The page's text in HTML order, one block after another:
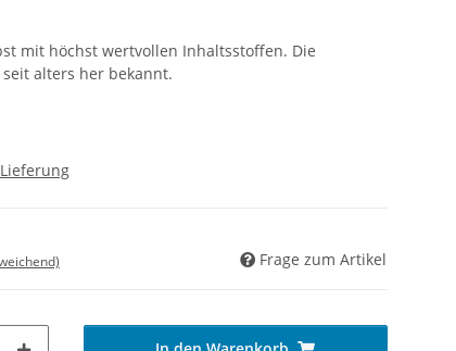
mit höchst wertvollen Inhaltsstoffen. Die
alters her bekannt.
Frage zum Artikel